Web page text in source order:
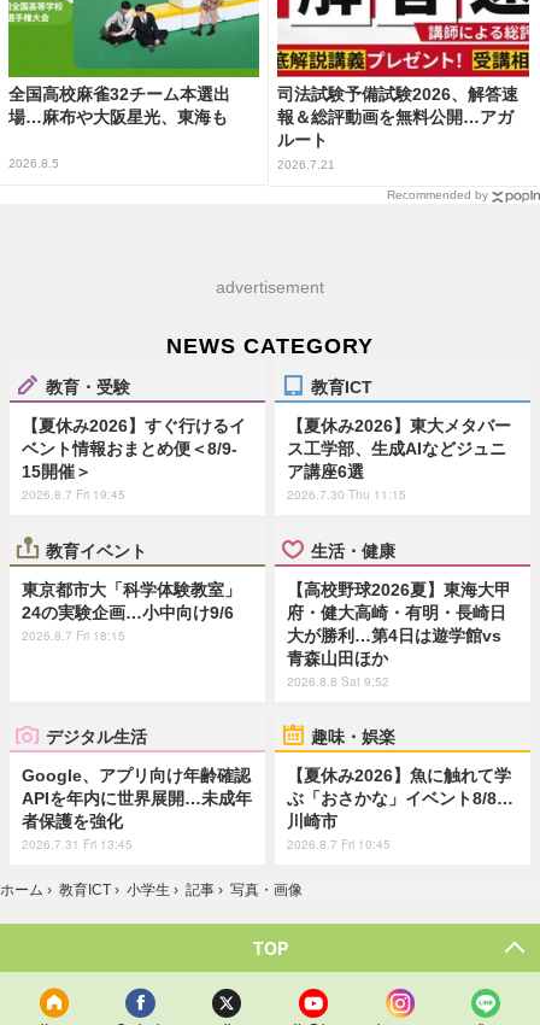
全国高校麻雀32チーム本選出
場…麻布や大阪星光、東海も
2026.8.5
司法試験予備試験2026、解答速
報＆総評動画を無料公開…アガ
ルート
2026.7.21
Recommended by
advertisement
NEWS CATEGORY
教育・受験
【夏休み2026】すぐ行けるイ
ベント情報おまとめ便＜8/9-
15開催＞
2026.8.7 Fri 19:45
教育ICT
【夏休み2026】東大メタバー
ス工学部、生成AIなどジュニ
ア講座6選
2026.7.30 Thu 11:15
教育イベント
東京都市大「科学体験教室」
24の実験企画…小中向け9/6
2026.8.7 Fri 18:15
生活・健康
【高校野球2026夏】東海大甲
府・健大高崎・有明・長崎日
大が勝利…第4日は遊学館vs
青森山田ほか
2026.8.8 Sat 9:52
デジタル生活
Google、アプリ向け年齢確認
APIを年内に世界展開…未成年
者保護を強化
2026.7.31 Fri 13:45
趣味・娯楽
【夏休み2026】魚に触れて学
ぶ「おさかな」イベント8/8…
川崎市
2026.8.7 Fri 10:45
ホーム › 教育ICT › 小学生 › 記事 › 写真・画像
TOP